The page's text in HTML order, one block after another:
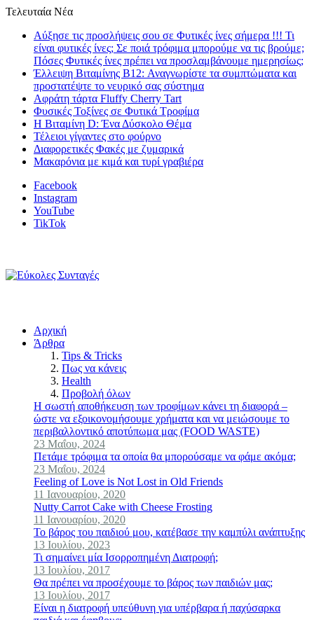
Τελευταία Νέα
Αύξησε τις προσλήψεις σου σε Φυτικές ίνες σήμερα !!! Τι
είναι φυτικές ίνες; Σε ποιά τρόφιμα μπορούμε να τις βρούμε;
Πόσες Φυτικές ίνες πρέπει να προσλαμβάνουμε ημερησίως;
Έλλειψη Βιταμίνης B12: Αναγνωρίστε τα συμπτώματα και
προστατέψτε το νευρικό σας σύστημα
Αφράτη τάρτα Fluffy Cherry Tart
Φυσικές Τοξίνες σε Φυτικά Τροφίμα
Η Βιταμίνη D: Ένα Δύσκολο Θέμα
Τέλειοι γίγαντες στο φούρνο
Διαφορετικές Φακές με ζυμαρικά
Μακαρόνια με κιμά και τυρί γραβιέρα
Facebook
Instagram
YouTube
TikTok
Αρχική
Άρθρα
Tips & Tricks
Πως να κάνεις
Health
Προβολή όλων
Η σωστή αποθήκευση των τροφίμων κάνει τη διαφορά –
ώστε να εξοικονομήσουμε χρήματα και να μειώσουμε το
περιβαλλοντικό αποτύπωμα μας (FOOD WASTE)
23 Μαΐου, 2024
Πετάμε τρόφιμα τα οποία θα μπορούσαμε να φάμε ακόμα;
23 Μαΐου, 2024
Feeling of Love is Not Lost in Old Friends
11 Ιανουαρίου, 2020
Nutty Carrot Cake with Cheese Frosting
11 Ιανουαρίου, 2020
Το βάρος του παιδιού μου, κατέβασε την καμπύλι ανάπτυξης
13 Ιουλίου, 2023
Τι σημαίνει μία Ισορροπημένη Διατροφή;
13 Ιουλίου, 2017
Θα πρέπει να προσέχουμε το βάρος των παιδιών μας;
13 Ιουλίου, 2017
Είναι η διατροφή υπεύθυνη για υπέρβαρα ή παχύσαρκα